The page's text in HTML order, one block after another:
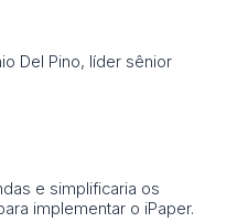
Del Pino, líder sênior
e simplificaria os
implementar o iPaper.